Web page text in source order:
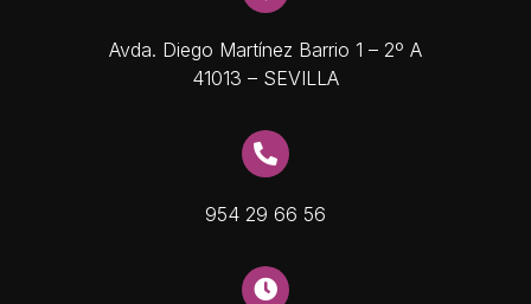
Avda. Diego Martínez Barrio 1 – 2º A
41013 – SEVILLA
954 29 66 56